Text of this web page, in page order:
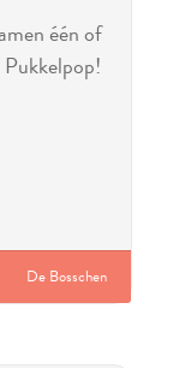
één of
De Bosschen